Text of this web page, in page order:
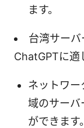
ます。
台湾サー
ChatGPTに適
ネットワ
域のサーバ
ができます。